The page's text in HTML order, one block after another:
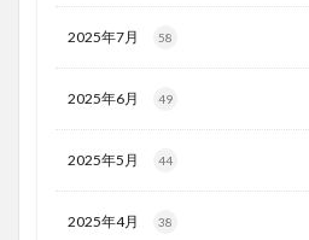
2025年7月 58
2025年6月 49
2025年5月 44
2025年4月 38